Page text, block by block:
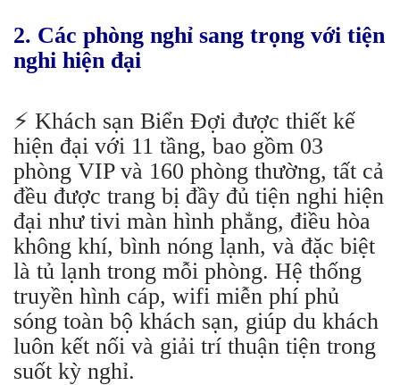
2. Các phòng nghỉ sang trọng với tiện
nghi hiện đại
⚡️ Khách sạn Biển Đợi được thiết kế
hiện đại với 11 tầng, bao gồm 03
phòng VIP và 160 phòng thường, tất cả
đều được trang bị đầy đủ tiện nghi hiện
đại như tivi màn hình phẳng, điều hòa
không khí, bình nóng lạnh, và đặc biệt
là tủ lạnh trong mỗi phòng. Hệ thống
truyền hình cáp, wifi miễn phí phủ
sóng toàn bộ khách sạn, giúp du khách
luôn kết nối và giải trí thuận tiện trong
suốt kỳ nghỉ.